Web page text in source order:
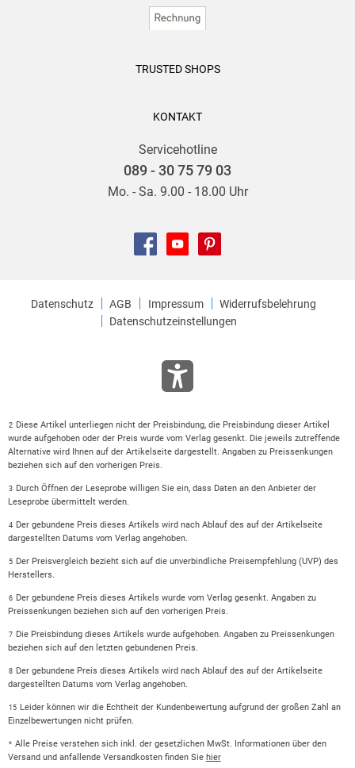
TRUSTED SHOPS
KONTAKT
Servicehotline
089 - 30 75 79 03
Mo. - Sa. 9.00 - 18.00 Uhr
Datenschutz AGB Impressum
Widerrufsbelehrung
Datenschutzeinstellungen
2 Diese Artikel unterliegen nicht der Preisbindung, die Preisbindung dieser Artikel
wurde aufgehoben oder der Preis wurde vom Verlag gesenkt. Die jeweils zutreffende
Alternative wird Ihnen auf der Artikelseite dargestellt. Angaben zu Preissenkungen
beziehen sich auf den vorherigen Preis.
3 Durch Öffnen der Leseprobe willigen Sie ein, dass Daten an den Anbieter der
Leseprobe übermittelt werden.
4 Der gebundene Preis dieses Artikels wird nach Ablauf des auf der Artikelseite
dargestellten Datums vom Verlag angehoben.
5 Der Preisvergleich bezieht sich auf die unverbindliche Preisempfehlung (UVP) des
Herstellers.
6 Der gebundene Preis dieses Artikels wurde vom Verlag gesenkt. Angaben zu
Preissenkungen beziehen sich auf den vorherigen Preis.
7 Die Preisbindung dieses Artikels wurde aufgehoben. Angaben zu Preissenkungen
beziehen sich auf den letzten gebundenen Preis.
8 Der gebundene Preis dieses Artikels wird nach Ablauf des auf der Artikelseite
dargestellten Datums vom Verlag angehoben.
15 Leider können wir die Echtheit der Kundenbewertung aufgrund der großen Zahl an
Einzelbewertungen nicht prüfen.
* Alle Preise verstehen sich inkl. der gesetzlichen MwSt. Informationen über den
Versand und anfallende Versandkosten finden Sie hier